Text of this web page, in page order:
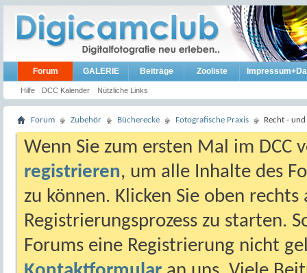
Forum
Hilfe DCC Kalender Nützliche Links
GALERIE Beiträge Zooliste
Forum Zubehör Bücherecke Fotografische Praxis Recht -
Wenn Sie zum ersten Mal im DCC
registrieren, um alle Inhalte des
zu können. Klicken Sie oben
Registrierungsprozess zu starten.
Forums eine Registrierung nicht